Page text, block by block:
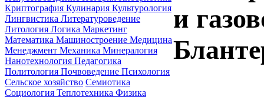
Криптография Кулинария Культурология
Лингвистика Литературоведение
Литология Логика Маркетинг
Математика Машиностроение Медицина
Менеджмент Механика Минералогия
Нанотехнология Педагогика
Политология Почвоведение Психология
Сельское хозяйство Семиотика
Социология Теплотехника Физика
и